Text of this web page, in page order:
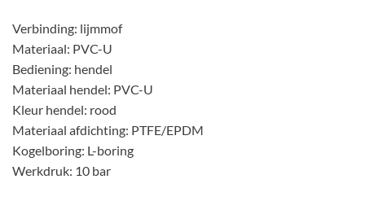
Verbinding: lijmmof
Materiaal: PVC-U
Bediening: hendel
Materiaal hendel: PVC-U
Kleur hendel: rood
Materiaal afdichting: PTFE/EPDM
Kogelboring: L-boring
Werkdruk: 10 bar